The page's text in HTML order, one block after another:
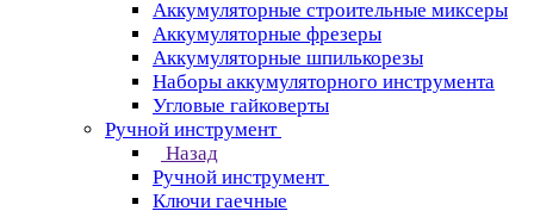
Аккумуляторные строительные миксеры
Аккумуляторные фрезеры
Аккумуляторные шпилькорезы
Наборы аккумуляторного инструмента
Угловые гайковерты
Ручной инструмент
Назад
Ручной инструмент
Ключи гаечные